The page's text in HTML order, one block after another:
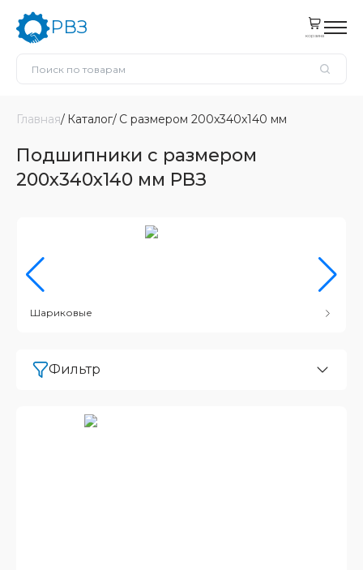
РВЗ корзина
Главная Каталог С размером 200x340x140 мм
Подшипники с размером
200x340x140 мм РВЗ
Шариковые
Фильтр